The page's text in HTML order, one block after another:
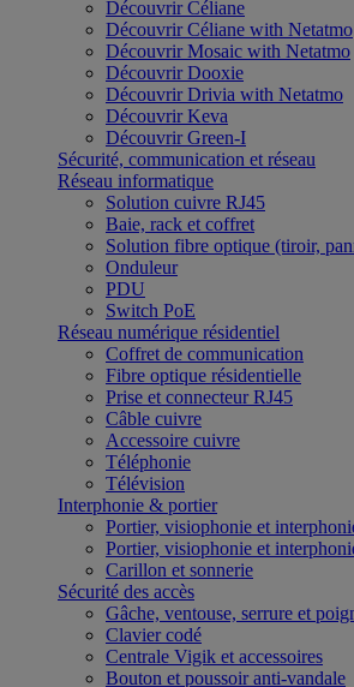
Découvrir Céliane
Découvrir Céliane with Netatmo
Découvrir Mosaic with Netatmo
Découvrir Dooxie
Découvrir Drivia with Netatmo
Découvrir Keva
Découvrir Green-I
Sécurité, communication et réseau
Réseau informatique
Solution cuivre RJ45
Baie, rack et coffret
Solution fibre optique (tiroir,
Onduleur
PDU
Switch PoE
Réseau numérique résidentiel
Coffret de communication
Fibre optique résidentielle
Prise et connecteur RJ45
Câble cuivre
Accessoire cuivre
Téléphonie
Télévision
Interphonie & portier
Portier, visiophonie et
Portier, visiophonie et
Carillon et sonnerie
Sécurité des accès
Gâche, ventouse, serrure et
Clavier codé
Centrale Vigik et accessoires
Bouton et poussoir anti-vandale